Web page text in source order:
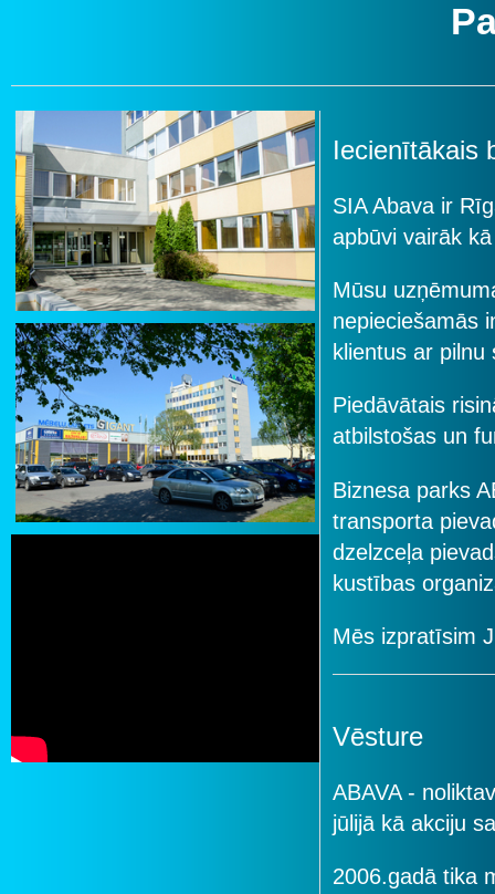
Iecienītākais
SIA Abava ir
apbūvi vairāk
Mūsu
nepieciešamās
klientus ar
Piedāvātais
atbilstošas un
Biznesa parks
transporta
dzelzceļa
kustības
Mēs izpratīsim
Vēsture
ABAVA -
jūlijā kā akciju
2006.gadā tika